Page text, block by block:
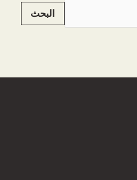
البحث